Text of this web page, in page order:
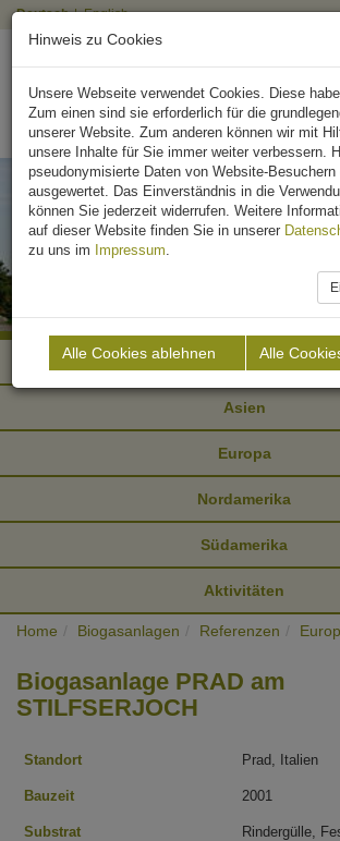
Deutsch English
Afrika
Asien
Europa
Nordamerika
Südamerika
Aktivitäten
Home Biogasanlagen Referenzen
Biogasanlage PRAD am
STILFSERJOCH
Standort Prad, Italien
Bauzeit 2001
Substrat
Rindergülle,
Hinweis zu Cookies
Unsere Webseite verwendet Cookies. Diese
Zum einen sind sie erforderlich für die
unserer Website. Zum anderen können wir mit
unsere Inhalte für Sie immer weiter verbessern.
pseudonymisierte Daten von Website-Besuchern
ausgewertet. Das Einverständnis in die
können Sie jederzeit widerrufen. Weitere
auf dieser Website finden Sie in unserer
zu uns im Impressum.
Alle Cookies ablehnen Alle